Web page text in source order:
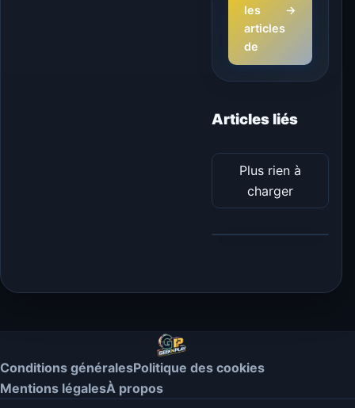
les
articles
de
→
Articles liés
Plus rien à
charger
Conditions généralesPolitique des cookies
Mentions légalesÀ propos